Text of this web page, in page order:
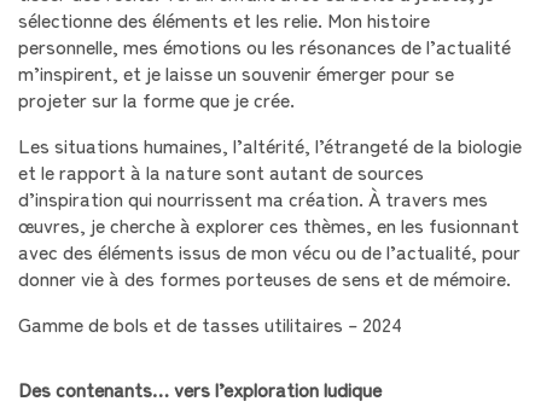
sélectionne des éléments et les relie. Mon histoire
personnelle, mes émotions ou les résonances de l’actualité
m’inspirent, et je laisse un souvenir émerger pour se
projeter sur la forme que je crée.
Les situations humaines, l’altérité, l’étrangeté de la biologie
et le rapport à la nature sont autant de sources
d’inspiration qui nourrissent ma création. À travers mes
œuvres, je cherche à explorer ces thèmes, en les fusionnant
avec des éléments issus de mon vécu ou de l’actualité, pour
donner vie à des formes porteuses de sens et de mémoire.
Gamme de bols et de tasses utilitaires – 2024
Des contenants… vers l’exploration ludique